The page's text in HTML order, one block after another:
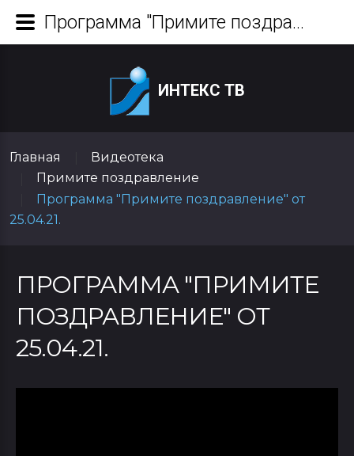
ИНТЕКС ТВ
Главная
Видеотека
Примите поздравление
Программа "Примите поздравление" от
25.04.21.
ПРОГРАММА "ПРИМИТЕ
ПОЗДРАВЛЕНИЕ" ОТ
25.04.21.
Программа "Примите поздравление" от 25.04.21.